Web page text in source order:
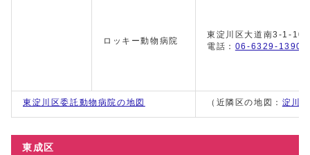
ロッキー動物病院
東淀川区大道南3-1-10
電話： 06-6329-1390
東淀川区委託動物病院の地図 （近隣区の地図： 淀川区
東成区